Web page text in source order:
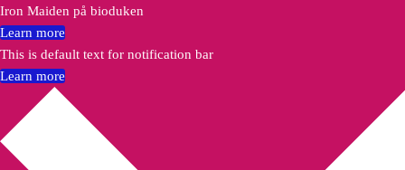
Iron Maiden på bioduken
Learn more
This is default text for notification bar
Learn more